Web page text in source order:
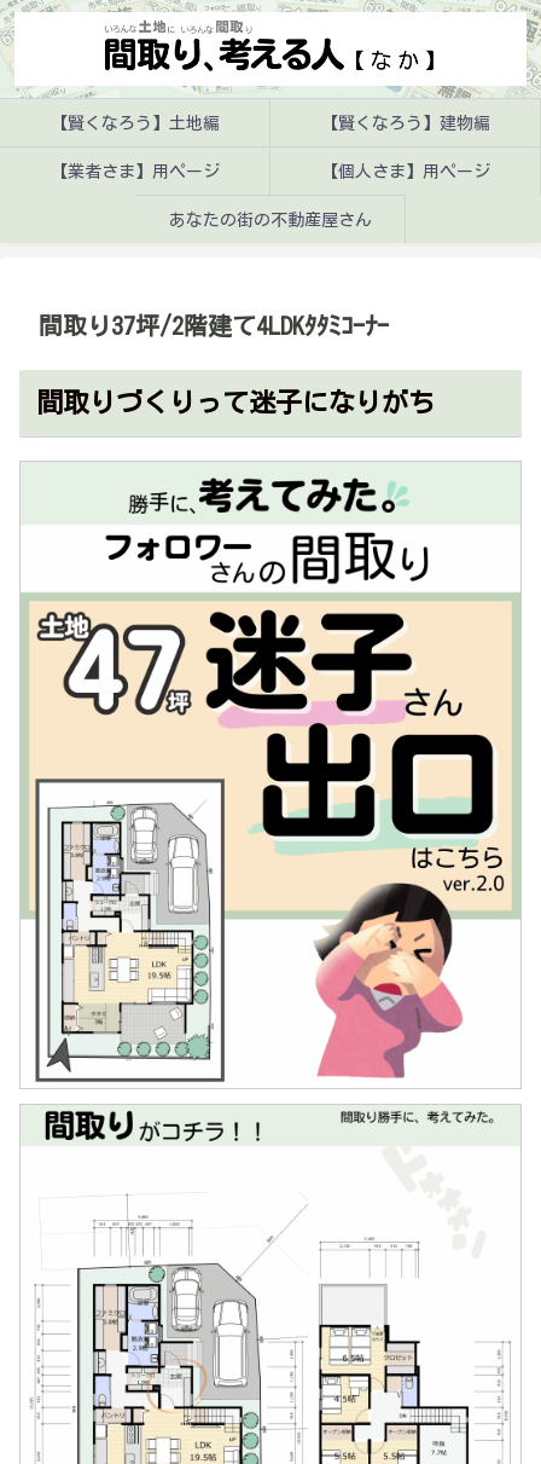
【賢くなろう】土地編 【賢くなろう】建物編
【業者さま】用ページ 【個人さま】用ページ
あなたの街の不動産屋さん
間取り37坪/2階建て4LDKﾀﾀﾐｺｰﾅｰ
間取りづくりって迷子になりがち